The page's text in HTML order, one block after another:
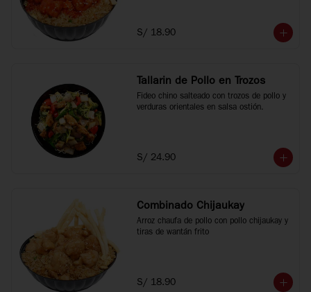
S/ 18.90
Tallarin de Pollo en Trozos
Fideo chino salteado con trozos de pollo y
verduras orientales en salsa ostión.
S/ 24.90
Combinado Chijaukay
Arroz chaufa de pollo con pollo chijaukay y
tiras de wantán frito
S/ 18.90